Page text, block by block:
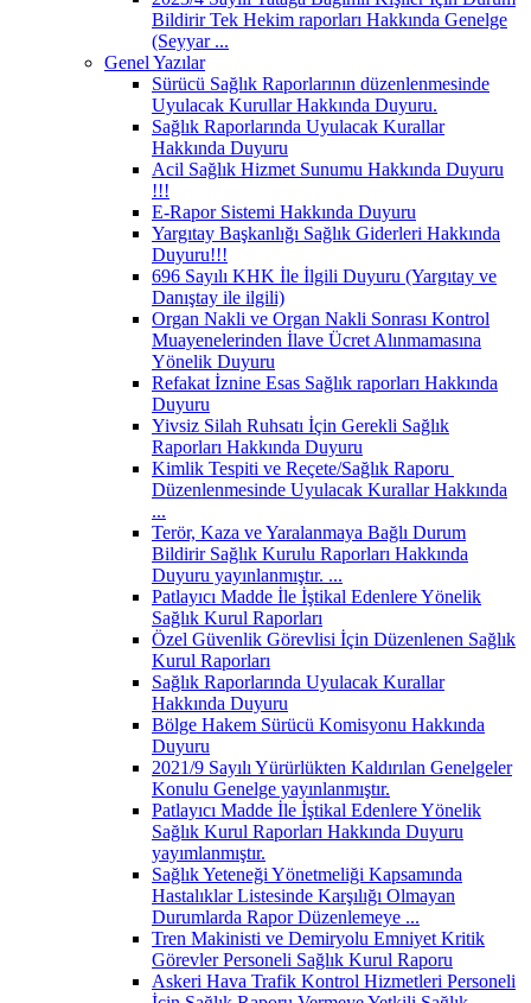
Bildirir Tek Hekim raporları Hakkında Genelge
(Seyyar ...
Genel Yazılar
Sürücü Sağlık Raporlarının düzenlenmesinde
Uyulacak Kurullar Hakkında Duyuru.
Sağlık Raporlarında Uyulacak Kurallar
Hakkında Duyuru
Acil Sağlık Hizmet Sunumu Hakkında Duyuru
!!!
E-Rapor Sistemi Hakkında Duyuru
Yargıtay Başkanlığı Sağlık Giderleri Hakkında
Duyuru!!!
696 Sayılı KHK İle İlgili Duyuru (Yargıtay ve
Danıştay ile ilgili)
Organ Nakli ve Organ Nakli Sonrası Kontrol
Muayenelerinden İlave Ücret Alınmamasına
Yönelik Duyuru
Refakat İznine Esas Sağlık raporları Hakkında
Duyuru
Yivsiz Silah Ruhsatı İçin Gerekli Sağlık
Raporları Hakkında Duyuru
Kimlik Tespiti ve Reçete/Sağlık Raporu
Düzenlenmesinde Uyulacak Kurallar Hakkında
...
Terör, Kaza ve Yaralanmaya Bağlı Durum
Bildirir Sağlık Kurulu Raporları Hakkında
Duyuru yayınlanmıştır. ...
Patlayıcı Madde İle İştikal Edenlere Yönelik
Sağlık Kurul Raporları
Özel Güvenlik Görevlisi İçin Düzenlenen Sağlık
Kurul Raporları
Sağlık Raporlarında Uyulacak Kurallar
Hakkında Duyuru
Bölge Hakem Sürücü Komisyonu Hakkında
Duyuru
2021/9 Sayılı Yürürlükten Kaldırılan Genelgeler
Konulu Genelge yayınlanmıştır.
Patlayıcı Madde İle İştikal Edenlere Yönelik
Sağlık Kurul Raporları Hakkında Duyuru
yayımlanmıştır.
Sağlık Yeteneği Yönetmeliği Kapsamında
Hastalıklar Listesinde Karşılığı Olmayan
Durumlarda Rapor Düzenlemeye ...
Tren Makinisti ve Demiryolu Emniyet Kritik
Görevler Personeli Sağlık Kurul Raporu
Askeri Hava Trafik Kontrol Hizmetleri Personeli